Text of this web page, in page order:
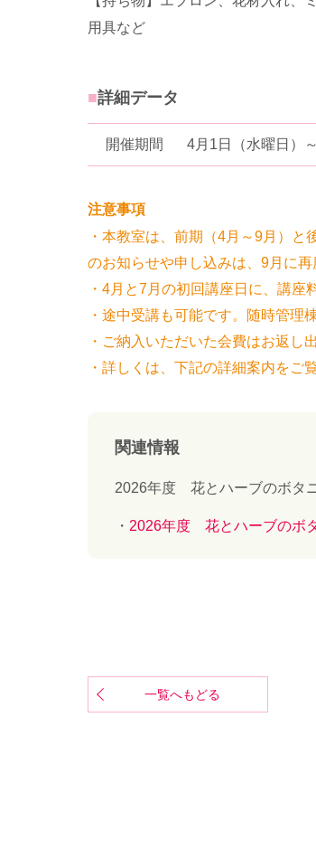
用具など
詳細データ
開催期間 4月1日（水曜日）
注意事項
・本教室は、前期（4月～9月）
のお知らせや申し込みは、9月に再
・4月と7月の初回講座日に、講座
・途中受講も可能です。随時管理
・ご納入いただいた会費はお返し
・詳しくは、下記の詳細案内をご
関連情報
2026年度 花とハーブのボ
2026年度 花とハーブのボ
一覧へもどる